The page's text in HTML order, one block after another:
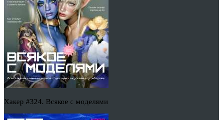
Хакер #324. Всякое с моделями